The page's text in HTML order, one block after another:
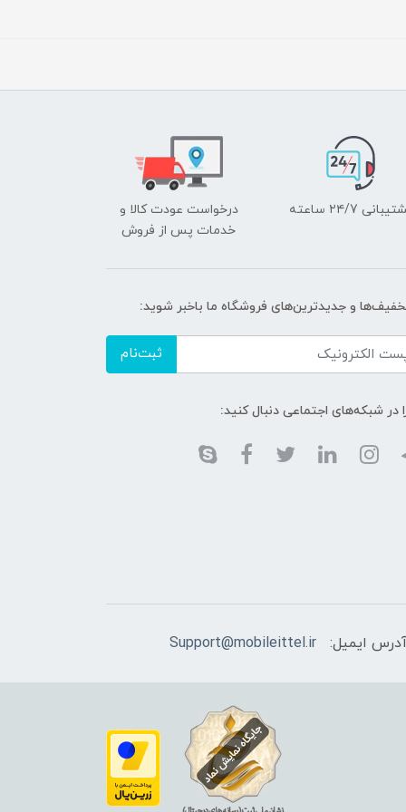
۲۴/7 ساعته
درخواست عودت کالا و
خدمات پس از فروش
و جدیدترین‌های فروشگاه ما باخبر شوید:
ثبت‌نام
در شبکه‌های اجتماعی دنبال کنید:
ایمیل: Support@mobileittel.ir